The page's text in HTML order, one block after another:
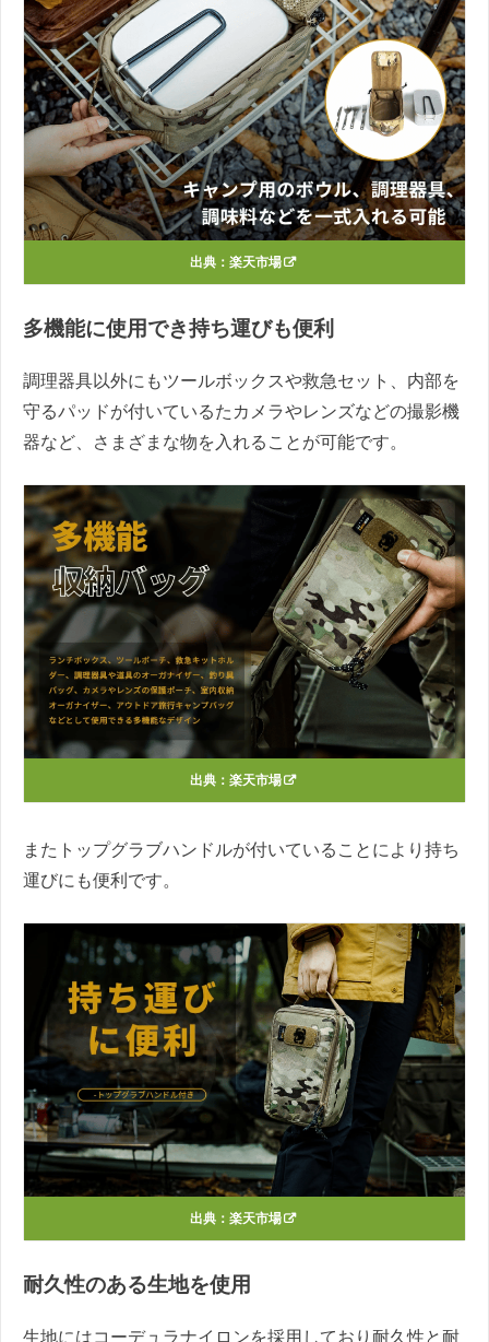
出典： 楽天市場
多機能に使用でき持ち運びも便利
調理器具以外にもツールボックスや救急セット、内部を
守るパッドが付いているたカメラやレンズなどの撮影機
器など、さまざまな物を入れることが可能です。
出典： 楽天市場
またトップグラブハンドルが付いていることにより持ち
運びにも便利です。
出典： 楽天市場
耐久性のある生地を使用
生地にはコーデュラナイロンを採用しており耐久性と耐